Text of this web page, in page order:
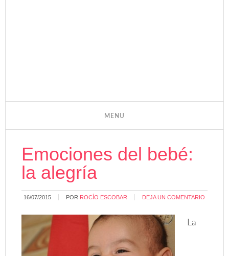
Emociones del bebé:
la alegría
16/07/2015 POR ROCÍO ESCOBAR DEJA UN COMENTARIO
La